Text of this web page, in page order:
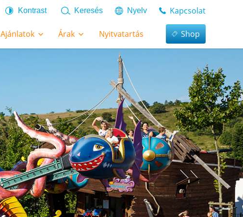
Kontrast Keresés Nyelv Kapcsolat
Ajánlatok Árak Nyitvatartás Shop